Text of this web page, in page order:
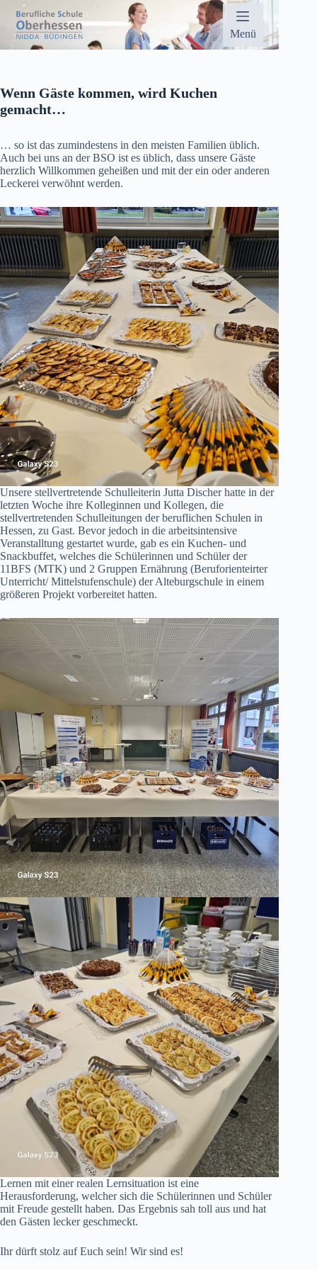
Inhalt
springen
Menü
Wenn Gäste kommen, wird Kuchen
gemacht…
… so ist das zumindestens in den meisten Familien üblich.
Auch bei uns an der BSO ist es üblich, dass unsere Gäste
herzlich Willkommen geheißen und mit der ein oder anderen
Leckerei verwöhnt werden.
Unsere stellvertretende Schulleiterin Jutta Discher hatte in der
letzten Woche ihre Kolleginnen und Kollegen, die
stellvertretenden Schulleitungen der beruflichen Schulen in
Hessen, zu Gast. Bevor jedoch in die arbeitsintensive
Veranstalltung gestartet wurde, gab es ein Kuchen- und
Snackbuffet, welches die Schülerinnen und Schüler der
11BFS (MTK) und 2 Gruppen Ernährung (Beruforienteirter
Unterricht/ Mittelstufenschule) der Alteburgschule in einem
größeren Projekt vorbereitet hatten.
Lernen mit einer realen Lernsituation ist eine
Herausforderung, welcher sich die Schülerinnen und Schüler
mit Freude gestellt haben. Das Ergebnis sah toll aus und hat
den Gästen lecker geschmeckt.
Ihr dürft stolz auf Euch sein! Wir sind es!